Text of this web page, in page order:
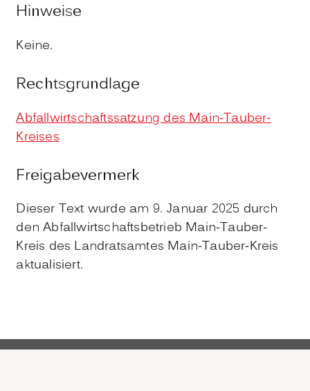
Hinweise
Keine.
Rechtsgrundlage
Abfallwirtschaftssatzung des Main-Tauber-
Kreises
Freigabevermerk
Dieser Text wurde am 9. Januar 2025 durch
den Abfallwirtschaftsbetrieb Main-Tauber-
Kreis des Landratsamtes Main-Tauber-Kreis
aktualisiert.